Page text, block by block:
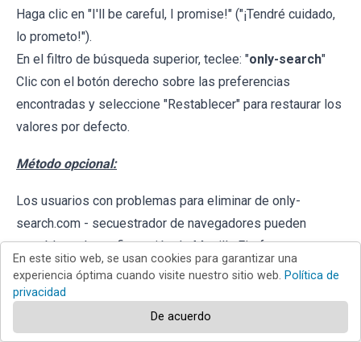
Haga clic en "I'll be careful, I promise!" ("¡Tendré cuidado,
lo prometo!").
En el filtro de búsqueda superior, teclee: "only-search"
Clic con el botón derecho sobre las preferencias
encontradas y seleccione "Restablecer" para restaurar los
valores por defecto.
Método opcional:
Los usuarios con problemas para eliminar de only-
search.com - secuestrador de navegadores pueden
restablecer la configuración de Mozilla Firefox.
Abra Mozilla Firefox; en la esquina superior derecha de la
ventana principal, haga clic en elmenú de Firefox
En este sitio web, se usan cookies para garantizar una
experiencia óptima cuando visite nuestro sitio web. Política de
privacidad
De acuerdo